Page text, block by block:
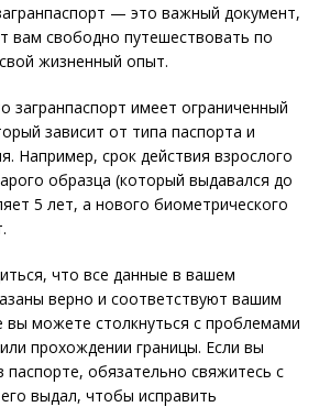
— это важный документ,
вам свободно путешествовать по
жизненный опыт.
загранпаспорт имеет ограниченный
зависит от типа паспорта и
Например, срок действия взрослого
образца (который выдавался до
5 лет, а нового биометрического
что все данные в вашем
верно и соответствуют вашим
вы можете столкнуться с проблемами
прохождении границы. Если вы
обязательно свяжитесь с
выдал, чтобы исправить